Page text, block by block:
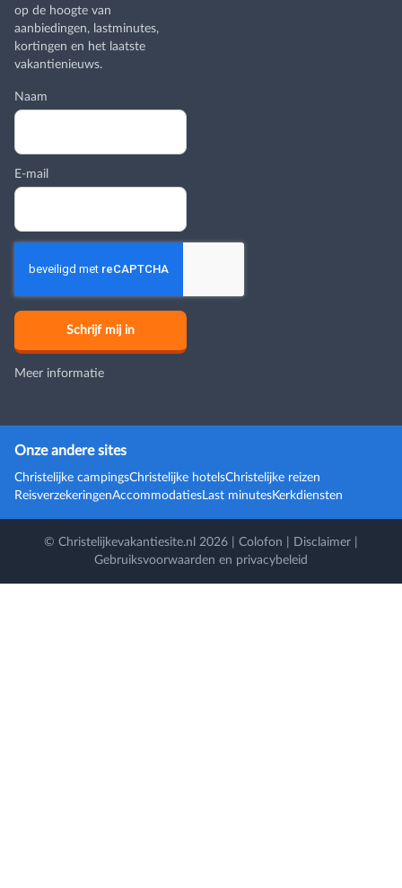
op de hoogte van
aanbiedingen, lastminutes,
kortingen en het laatste
vakantienieuws.
Naam
E-mail
Meer informatie
Onze andere sites
Christelijke campingsChristelijke hotelsChristelijke reizen
ReisverzekeringenAccommodaties Last minutesKerkdiensten
© Christelijkevakantiesite.nl 2026 | Colofon Disclaimer
Gebruiksvoorwaarden en privacybeleid